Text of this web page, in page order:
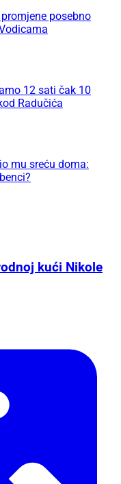
posebno
12 sati čak 10
Radučića
mu sreću doma:
kući Nikole